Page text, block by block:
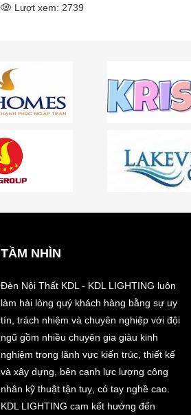
Lượt xem: 2362
TẦM NHÌN
Đèn Nội Thất KDL - KDL LIGHTING luôn
làm hài lòng quý khách hàng bằng sự uy
tín, trách nhiệm và chuyên nghiệp với đội
ngũ gồm nhiều chuyên gia giàu kinh
nghiệm trong lãnh vực kiến trúc, thiết kế
và xây dựng, bên cạnh lực lượng công
nhân kỹ thuật tận tuỵ, có tay nghề cao.
KDL LIGHTING cam kết hướng đến